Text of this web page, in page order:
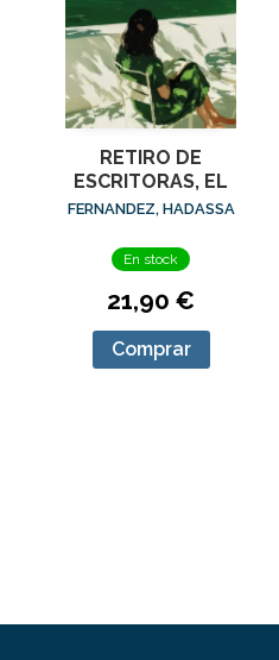
RETIRO DE
ESCRITORAS, EL
FERNANDEZ, HADASSA
En stock
21,90 €
Comprar